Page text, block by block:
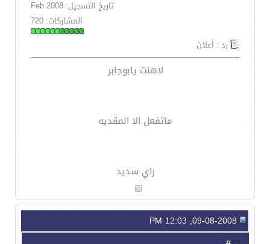
تاريخ التسجيل: Feb 2008
المشاركات: 720
رد : أعلان
لاهنت يابوجابر
ماتفعل الا المقديه
راي سديد